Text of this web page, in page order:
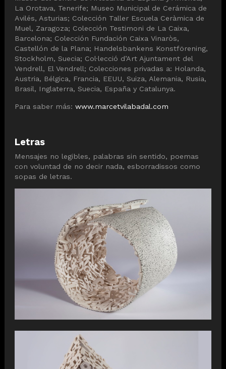
La Orotava, Tenerife; Museo Municipal de Cerámica de
Avilés, Asturias; Colección Taller Escuela Ceràmica de
Muel, Zaragoza; Colección Testimoni de La Caixa,
Barcelona; Colección Fundación Caixa Vinaròs,
Castellón de la Plana; Handelsbankens Konstförening,
Stockholm, Suecia; Col·lecció d’Art Ajuntament del
Vendrell, El Vendrell; Colecciones privadas a: Holanda,
Austria, Bélgica, Francia, EEUU, Suiza, Alemania, Rusia,
Brasil, Inglaterra, Suecia, España y Catalunya.
Para saber más: www.marcetvilabadal.com
Letras
Mensajes no legibles, palabras sin sentido, poemas
con voluntad de no decir nada, esborradissos como
sopas de letras.